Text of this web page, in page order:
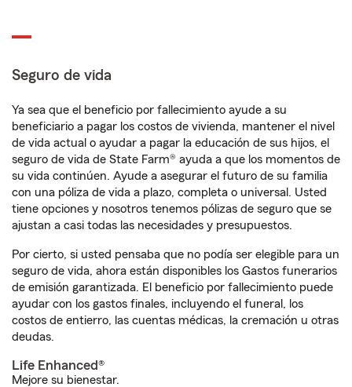
Seguro de vida
Ya sea que el beneficio por fallecimiento ayude a su
beneficiario a pagar los costos de vivienda, mantener el nivel
de vida actual o ayudar a pagar la educación de sus hijos, el
seguro de vida de State Farm® ayuda a que los momentos de
su vida continúen. Ayude a asegurar el futuro de su familia
con una póliza de vida a plazo, completa o universal. Usted
tiene opciones y nosotros tenemos pólizas de seguro que se
ajustan a casi todas las necesidades y presupuestos.
Por cierto, si usted pensaba que no podía ser elegible para un
seguro de vida, ahora están disponibles los Gastos funerarios
de emisión garantizada. El beneficio por fallecimiento puede
ayudar con los gastos finales, incluyendo el funeral, los
costos de entierro, las cuentas médicas, la cremación u otras
deudas.
Life Enhanced®
Mejore su bienestar.